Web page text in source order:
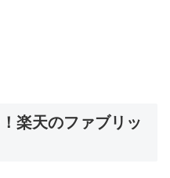
楽天のファブリッ